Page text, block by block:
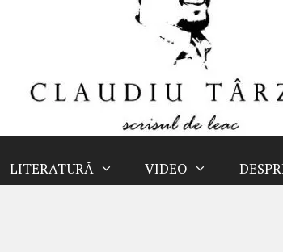
LITERATURĂ VIDEO